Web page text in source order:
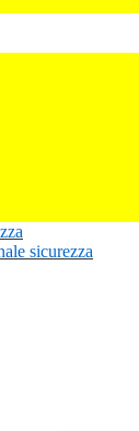
sicurezza